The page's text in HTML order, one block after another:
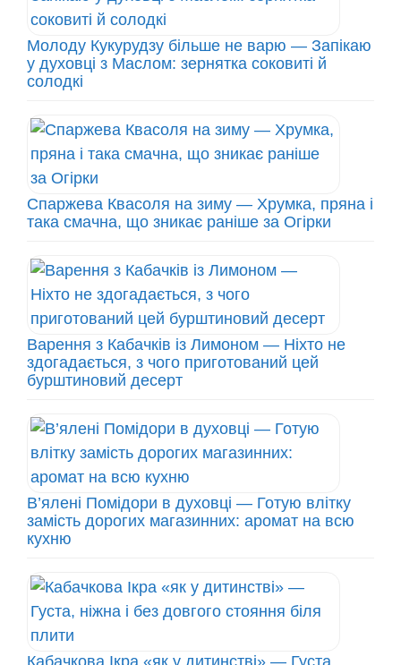
Молоду Кукурудзу більше не варю — Запікаю
у духовці з Маслом: зернятка соковиті й
солодкі
Спаржева Квасоля на зиму — Хрумка, пряна і
така смачна, що зникає раніше за Огірки
Варення з Кабачків із Лимоном — Ніхто не
здогадається, з чого приготований цей
бурштиновий десерт
В’ялені Помідори в духовці — Готую влітку
замість дорогих магазинних: аромат на всю
кухню